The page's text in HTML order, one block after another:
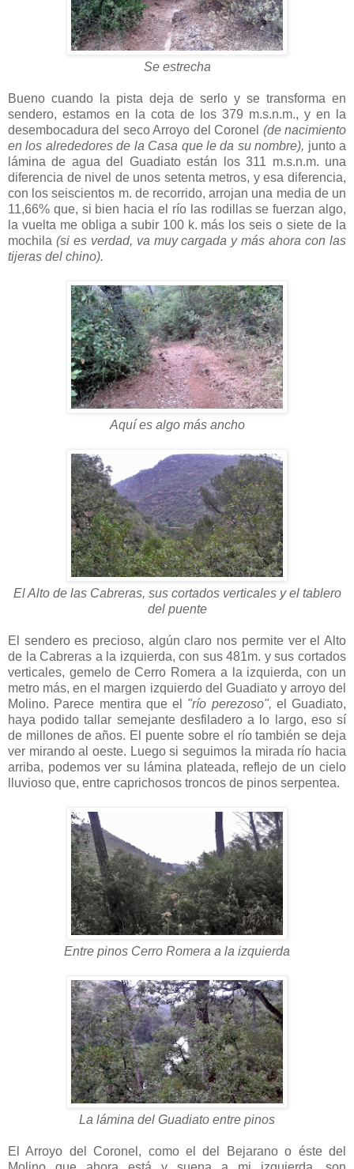
Se estrecha
Bueno cuando la pista deja de serlo y se transforma en
sendero, estamos en la cota de los 379 m.s.n.m., y en la
desembocadura del seco Arroyo del Coronel (de nacimiento
en los alrededores de la Casa que le da su nombre), junto a
lámina de agua del Guadiato están los 311 m.s.n.m. una
diferencia de nivel de unos setenta metros, y esa diferencia,
con los seiscientos m. de recorrido, arrojan una media de un
11,66% que, si bien hacia el río las rodillas se fuerzan algo,
la vuelta me obliga a subir 100 k. más los seis o siete de la
mochila (si es verdad, va muy cargada y más ahora con las
tijeras del chino).
Aquí es algo más ancho
El Alto de las Cabreras, sus cortados verticales y el tablero
del puente
El sendero es precioso, algún claro nos permite ver el Alto
de la Cabreras a la izquierda, con sus 481m. y sus cortados
verticales, gemelo de Cerro Romera a la izquierda, con un
metro más, en el margen izquierdo del Guadiato y arroyo del
Molino. Parece mentira que el "río perezoso", el Guadiato,
haya podido tallar semejante desfiladero a lo largo, eso sí
de millones de años. El puente sobre el río también se deja
ver mirando al oeste. Luego si seguimos la mirada río hacia
arriba, podemos ver su lámina plateada, reflejo de un cielo
lluvioso que, entre caprichosos troncos de pinos serpentea.
Entre pinos Cerro Romera a la izquierda
La lámina del Guadiato entre pinos
El Arroyo del Coronel, como el del Bejarano o éste del